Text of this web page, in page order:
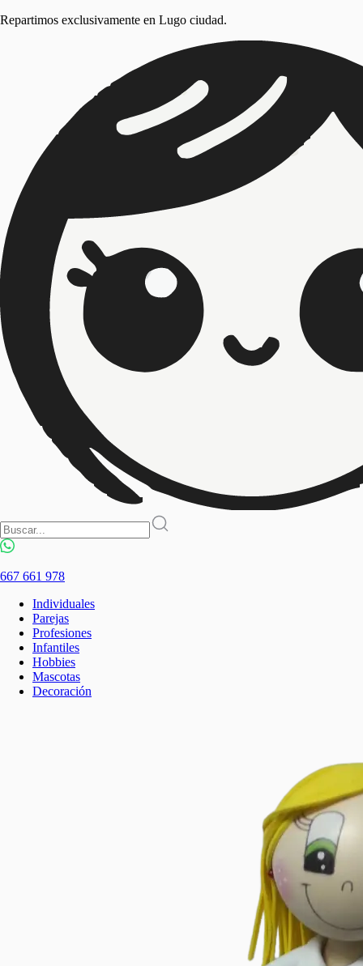
Repartimos exclusivamente en Lugo ciudad.
667 661 978
Individuales
Parejas
Profesiones
Infantiles
Hobbies
Mascotas
Decoración